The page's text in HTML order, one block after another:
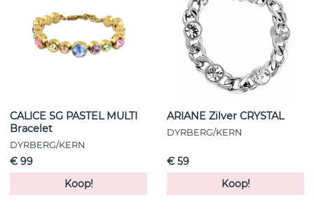
CALICE SG PASTEL MULTI
Bracelet
DYRBERG/KERN
€ 99
Koop!
ARIANE Zilver CRYSTAL
DYRBERG/KERN
€ 59
Koop!